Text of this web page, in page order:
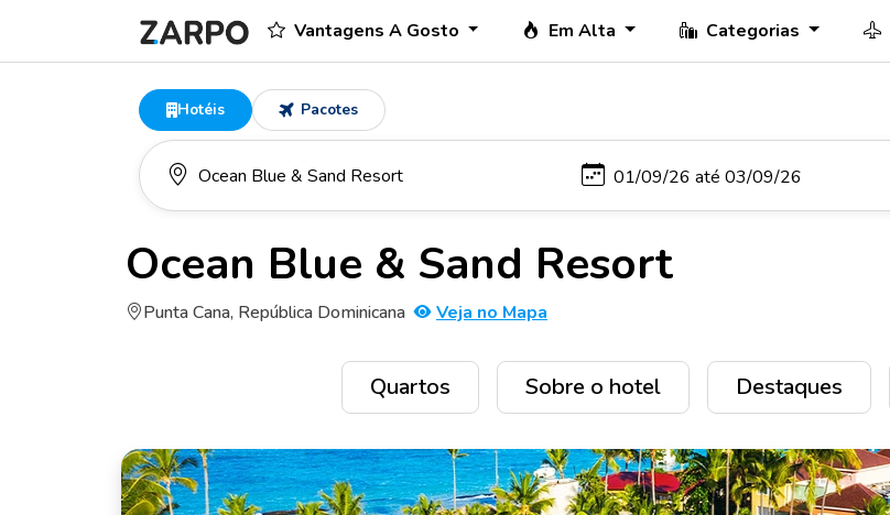
Vantagens A Gosto Em Alta Categorias
Hotéis Pacotes
Ocean Blue & Sand Resort
Punta Cana, República Dominicana Veja no Mapa
Quartos Sobre o hotel Destaques